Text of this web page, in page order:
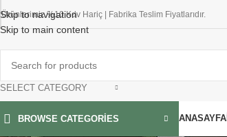
Skip to navigation
Skip to main content
Ürünlerimiz %10 Kdv Hariç | Fabrika Teslim Fiyatlarıdır.
SELECT CATEGORY
BROWSE CATEGORIES ANASAYFA